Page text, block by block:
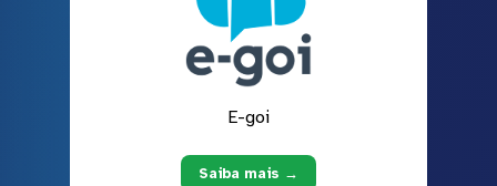
E-goi
Saiba mais →